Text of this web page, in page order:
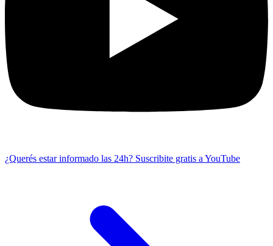
¿Querés estar informado las 24h? Suscribite gratis a YouTube